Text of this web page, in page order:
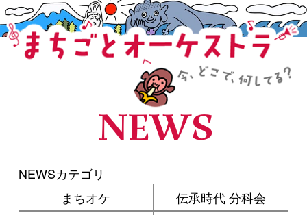
NEWSカテゴリ
まちオケ
伝承時代 分科会
NEWS